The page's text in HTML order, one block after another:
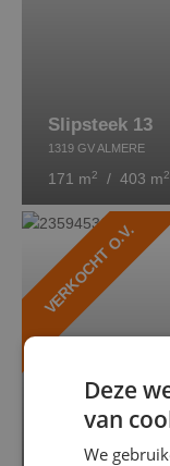
Slipsteek 13
1319 GV ALMERE
171 m2 / 403 m2
VERKOCHT O.V.
Deze
van
We